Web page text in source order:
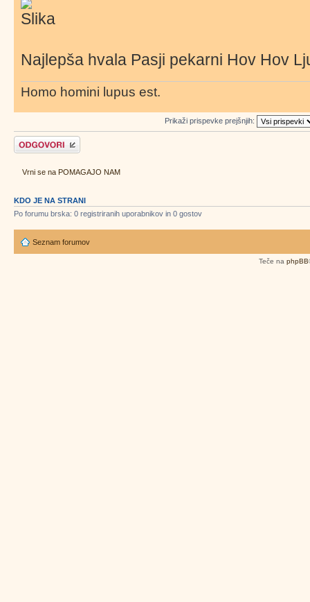
Najlepša hvala Pasji pekarni Hov Hov
Homo homini lupus est.
Prikaži prispevke prejšnjih:
Napiši odgovor
Vrni se na POMAGAJO NAM
KDO JE NA STRANI
Po forumu brska: 0 registriranih uporabnikov in 0 gostov
Seznam forumov
Teče na phpBB